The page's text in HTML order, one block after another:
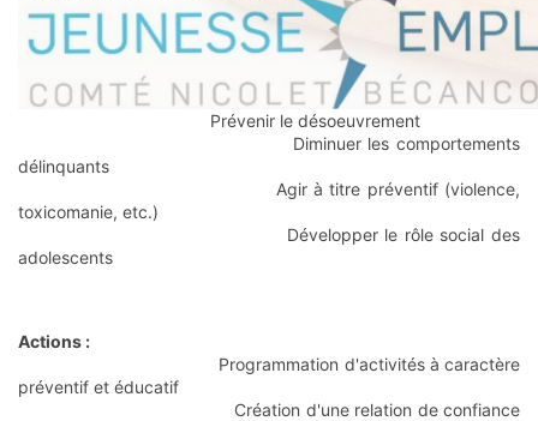
Prévenir le désoeuvrement
Diminuer les comportements
délinquants
Agir à titre préventif (violence,
toxicomanie, etc.)
Développer le rôle social des
adolescents
Actions :
Programmation d'activités à caractère
préventif et éducatif
Création d'une relation de confiance